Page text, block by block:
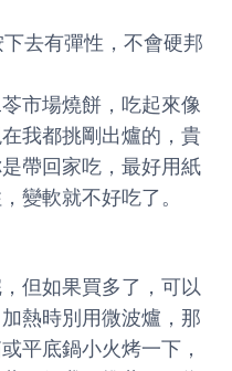
去有彈性，不會硬邦
市場燒餅，吃起來像
我都挑剛出爐的，貴
帶回家吃，最好用紙
變軟就不好吃了。
但如果買多了，可以
熱時別用微波爐，那
平底鍋小火烤一下，